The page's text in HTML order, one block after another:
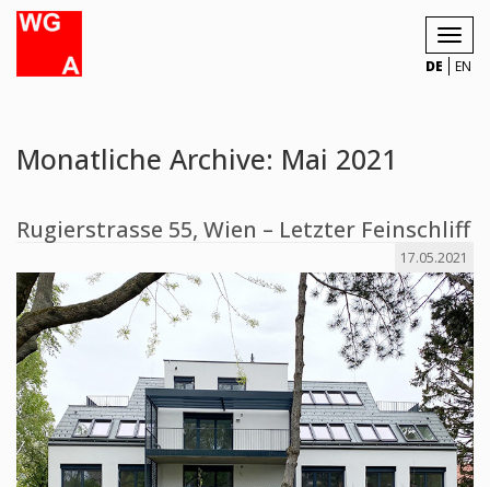
DE EN
Monatliche Archive: Mai 2021
Rugierstrasse 55, Wien – Letzter Feinschliff
17.05.2021